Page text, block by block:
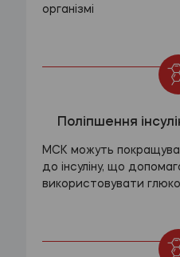
організмі
Поліпшення
МСК можуть
до інсуліну, що
використовувати